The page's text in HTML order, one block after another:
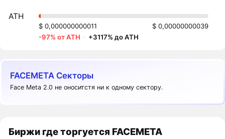
ATH
$ 0,000000000011
$ 0,00000000039
-97% от ATH · +3117% до ATH
FACEMETA Секторы
Face Meta 2.0 не оноситстя ни к одному сектору.
Биржи где торгуется FACEMETA